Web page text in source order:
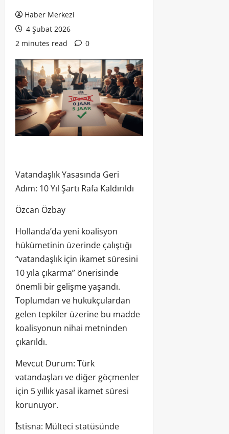
Haber Merkezi
4 Şubat 2026
2 minutes read
0
Vatandaşlık Yasasında Geri
Adım: 10 Yıl Şartı Rafa Kaldırıldı
Özcan Özbay
Hollanda’da yeni koalisyon
hükümetinin üzerinde çalıştığı
“vatandaşlık için ikamet süresini
10 yıla çıkarma” önerisinde
önemli bir gelişme yaşandı.
Toplumdan ve hukukçulardan
gelen tepkiler üzerine bu madde
koalisyonun nihai metninden
çıkarıldı.
Mevcut Durum: Türk
vatandaşları ve diğer göçmenler
için 5 yıllık yasal ikamet süresi
korunuyor.
İstisna: Mülteci statüsünde